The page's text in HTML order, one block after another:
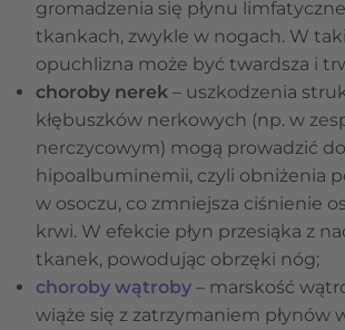
gromadzenia się płynu
tkankach, zwykle w nogach. W
opuchlizna może być twardsza i
choroby nerek – uszkodzenia
kłębuszków nerkowych (np. w
nerczycowym) mogą prowadzić do
hipoalbuminemii, czyli obniżenia
w osoczu, co zmniejsza ciśnienie
krwi. W efekcie płyn przesiąka z
tkanek, powodując obrzęki nóg;
choroby wątroby – marskość
wiąże się z zatrzymaniem płynów